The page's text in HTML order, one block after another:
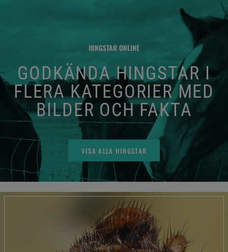
HINGSTAR ONLINE
GODKÄNDA HINGSTAR I
FLERA KATEGORIER MED
BILDER OCH FAKTA
VISA ALLA HINGSTAR